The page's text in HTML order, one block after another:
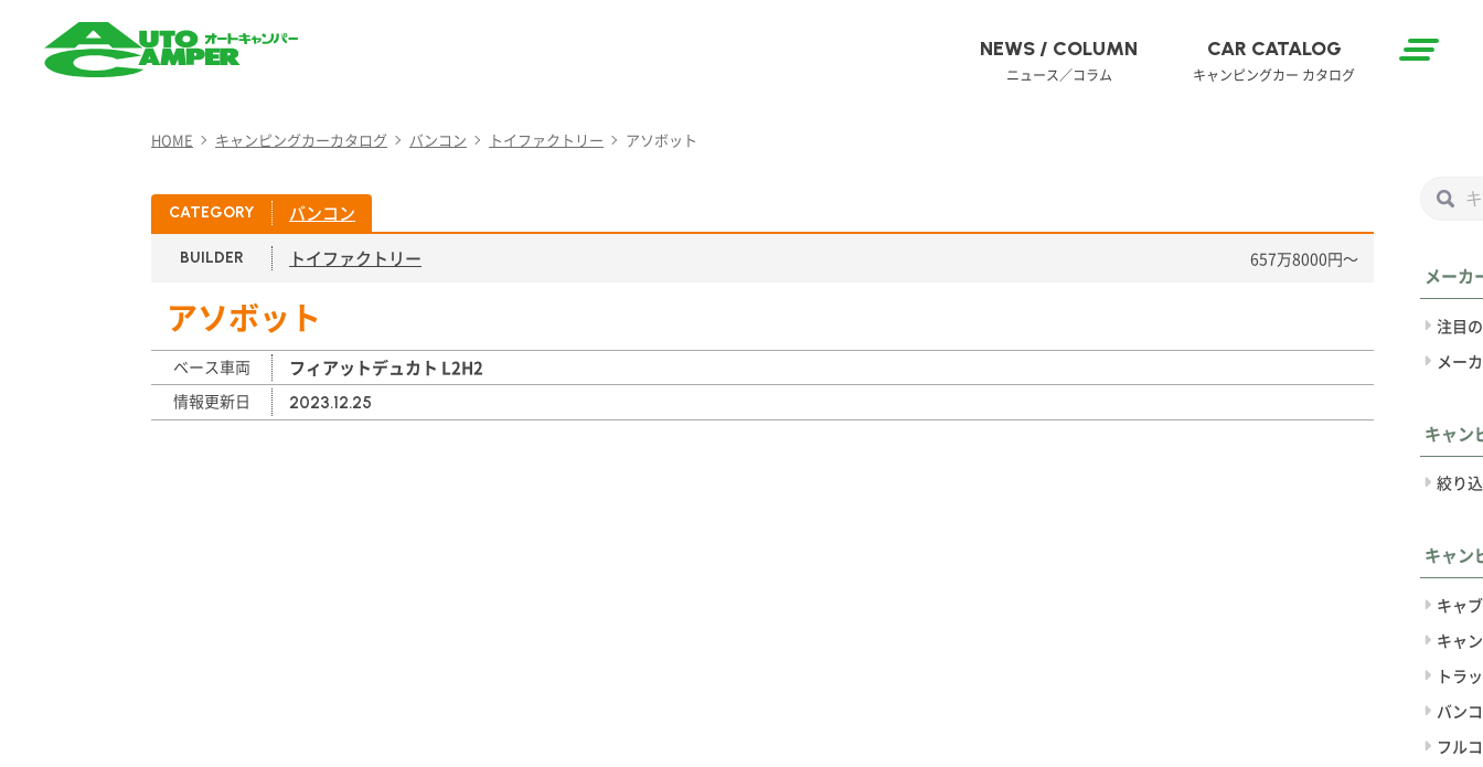
キャンパー）
NEWS / COLUMN
ニュース／コラム
CAR CATALOG
キャンピングカー カタログ
HOME キャンピングカーカタログ バンコン トイファクトリー アソボット
CATEGORY バンコン
BUILDER トイファクトリー 657万8000円〜
アソボット
ベース車両 フィアットデュカト L2H2
情報更新日 2023.12.25
メーカ
注目
メー
キャン
絞り
キャン
キャ
キャ
トラ
バン
フル